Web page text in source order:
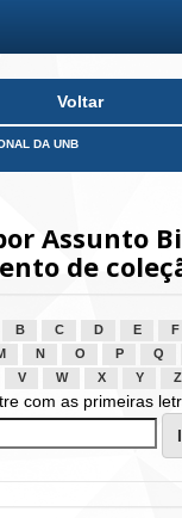
Voltar
DA UNB
Assunto
de
B C D E F
N O P Q
V W X Y Z
com as primeiras